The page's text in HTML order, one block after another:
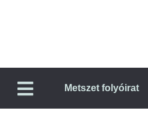
Metszet folyóirat